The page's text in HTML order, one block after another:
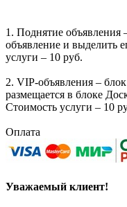
1. Поднятие объявления
объявление и выделить
услуги – 10 руб.
2. VIP-объявления –
размещается в блоке
Стоимость услуги – 10
Оплата
Уважаемый клиент!